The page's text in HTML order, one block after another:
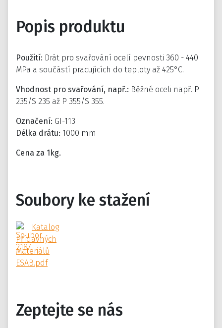
Popis produktu
Použití: Drát pro svařování ocelí pevnosti 360 - 440
MPa a součástí pracujících do teploty až 425°C.
Vhodnost pro svařování, např.: Běžné oceli např. P
235/S 235 až P 355/S 355.
Označení: GI-113
Délka drátu: 1000 mm
Cena za 1kg.
Soubory ke stažení
Katalog
Přídavných
Materiálů
ESAB.pdf
Zeptejte se nás